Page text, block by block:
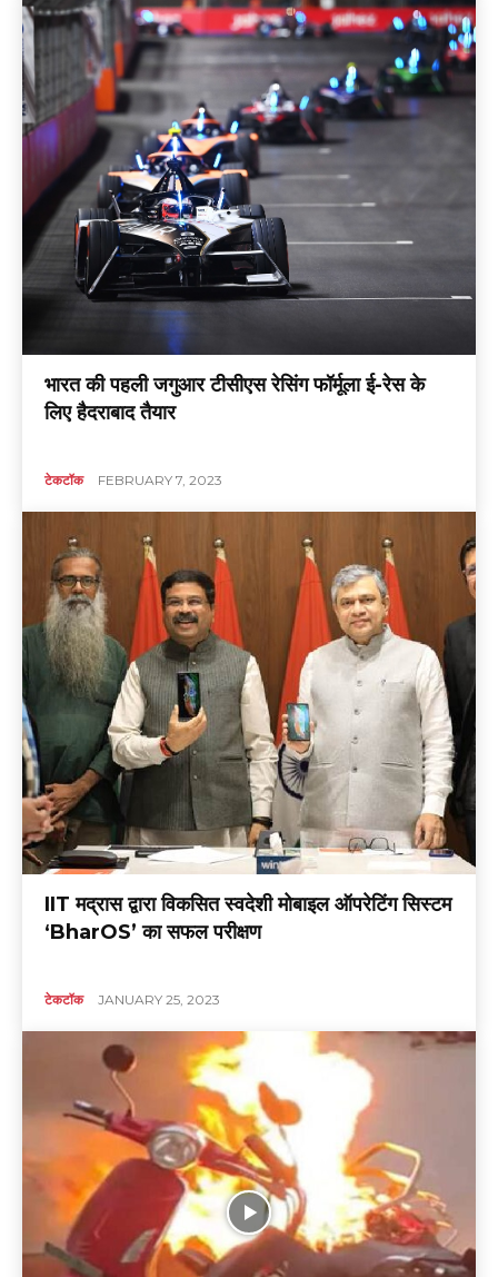
भारत की पहली जगुआर टीसीएस रेसिंग फॉर्मूला ई-रेस के
लिए हैदराबाद तैयार
टेकटॉक FEBRUARY 7, 2023
IIT मद्रास द्वारा विकसित स्वदेशी मोबाइल ऑपरेटिंग सिस्टम
‘BharOS’ का सफल परीक्षण
टेकटॉक JANUARY 25, 2023